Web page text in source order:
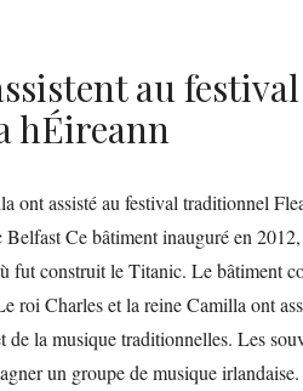
au
hÉireann
ont assisté au festival traditionnel
Ce bâtiment inauguré en
construit le Titanic. Le bâtiment
roi Charles et la reine Camilla ont
de la musique traditionnelles. Les
un groupe de musique irlandaise.